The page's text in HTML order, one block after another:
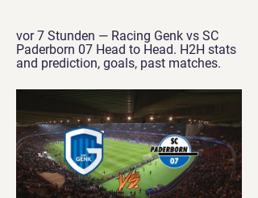
vor 7 Stunden — Racing Genk vs SC
Paderborn 07 Head to Head. H2H stats
and prediction, goals, past matches.